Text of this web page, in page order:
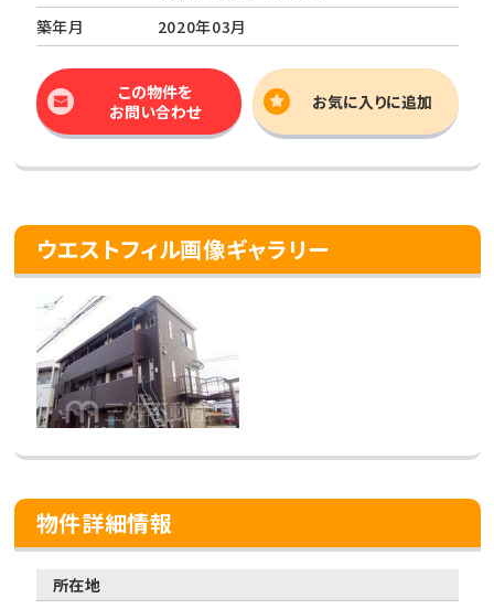
築年月
2020年03月
この物件を
お問い合わせ
お気に入りに追加
ウエストフィル画像ギャラリー
物件詳細情報
所在地